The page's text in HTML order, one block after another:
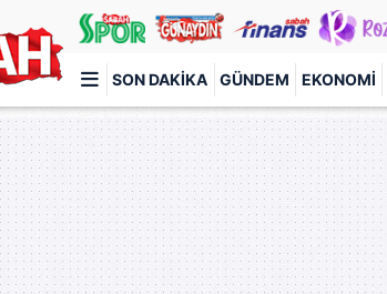
SON DAKIKA GÜNDEM EKONOMI
haber sitesi